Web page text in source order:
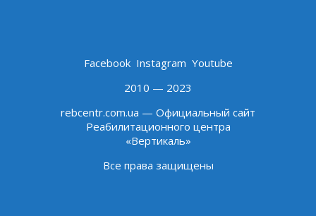
Facebook Instagram Youtube
2010 — 2023
rebcentr.com.ua — Официальный сайт
Реабилитационного центра
«Вертикаль»
Все права защищены